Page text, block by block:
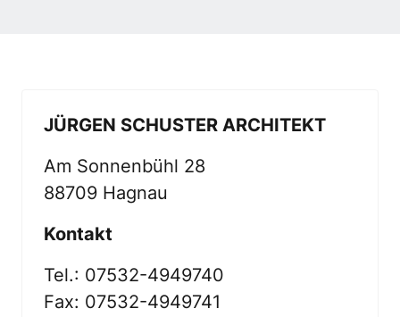
JÜRGEN SCHUSTER ARCHITEKT
Am Sonnenbühl 28
88709 Hagnau
Kontakt
Tel.: 07532-4949740
Fax: 07532-4949741